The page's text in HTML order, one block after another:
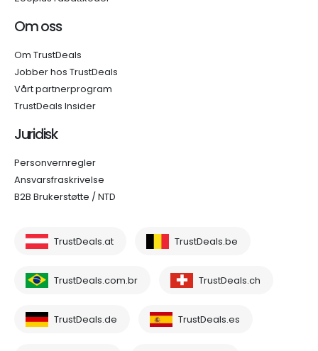
Om oss
Om TrustDeals
Jobber hos TrustDeals
Vårt partnerprogram
TrustDeals Insider
Juridisk
Personvernregler
Ansvarsfraskrivelse
B2B Brukerstøtte / NTD
TrustDeals.at TrustDeals.be
TrustDeals.com.br TrustDeals.ch
TrustDeals.de TrustDeals.es